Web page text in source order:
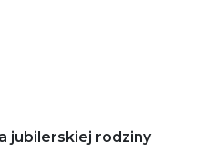
jubilerskiej rodziny